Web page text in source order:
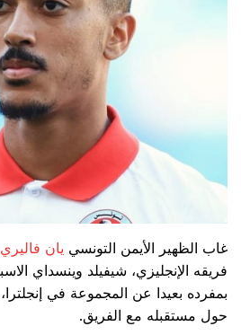
غاب الظهير الأيمن التونسي يان فاليري
فريقه الإنجليزي، شيفيلد وينسداي
بمفرده بعيدا عن المجموعة في
حول مستقبله مع الفريق.